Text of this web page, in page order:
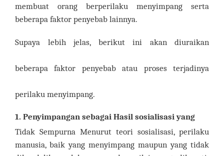
membuat orang berperilaku menyimpang serta
beberapa faktor penyebab lainnya.
Supaya lebih jelas, berikut ini akan diuraikan
beberapa faktor penyebab atau proses terjadinya
perilaku menyimpang.
1. Penyimpangan sebagai Hasil sosialisasi yang
Tidak Sempurna Menurut teori sosialisasi, perilaku
manusia, baik yang menyimpang maupun yang tidak